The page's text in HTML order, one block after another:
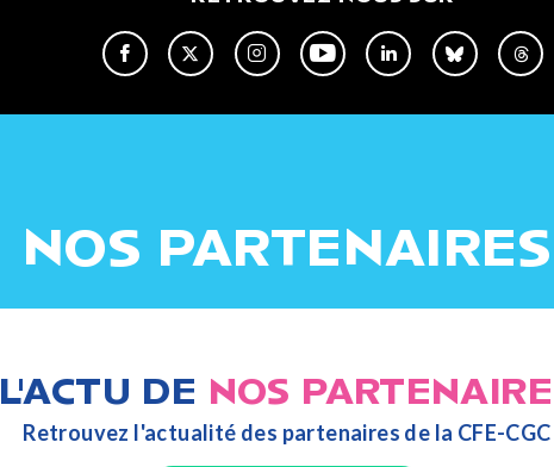
NOS PARTENAIRES
L'ACTU DE NOS
Retrouvez l'actualité des partenaires de la CFE-CGC